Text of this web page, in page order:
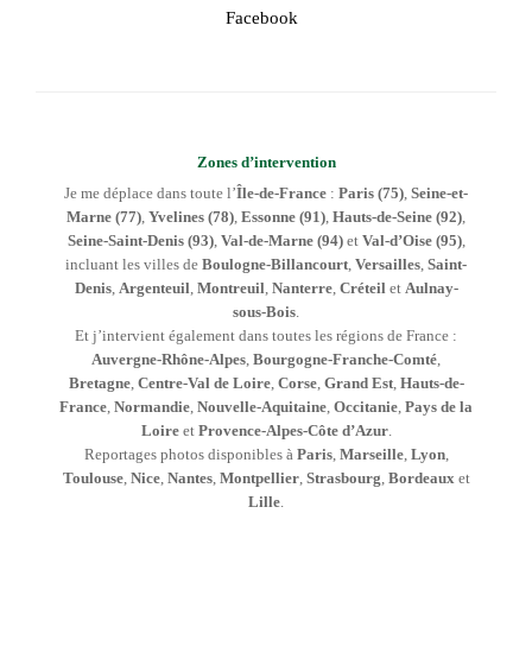
Facebook
Zones d’intervention
Je me déplace dans toute l’Île-de-France : Paris (75), Seine-et-
Marne (77), Yvelines (78), Essonne (91), Hauts-de-Seine (92),
Seine-Saint-Denis (93), Val-de-Marne (94)et Val-d’Oise (95),
incluant les villes de Boulogne-Billancourt, Versailles, Saint-
Denis, Argenteuil, Montreuil, Nanterre, Créteilet Aulnay-
sous-Bois.
Et j’intervient également dans toutes les régions de France :
Auvergne-Rhône-Alpes, Bourgogne-Franche-Comté,
Bretagne, Centre-Val de Loire, Corse, Grand Est, Hauts-de-
France, Normandie, Nouvelle-Aquitaine, Occitanie, Pays de la
Loireet Provence-Alpes-Côte d’Azur.
Reportages photos disponibles à Paris, Marseille, Lyon,
Toulouse, Nice, Nantes, Montpellier, Strasbourg, Bordeauxet
Lille.